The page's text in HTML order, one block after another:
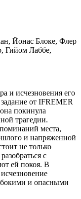
Йонас Блоке, Флер
Гийом Лаббе,
и исчезновения его
от IFREMER
покинула
трагедии.
места,
и напряженной
не только
с
ей покоя. В
и опасными